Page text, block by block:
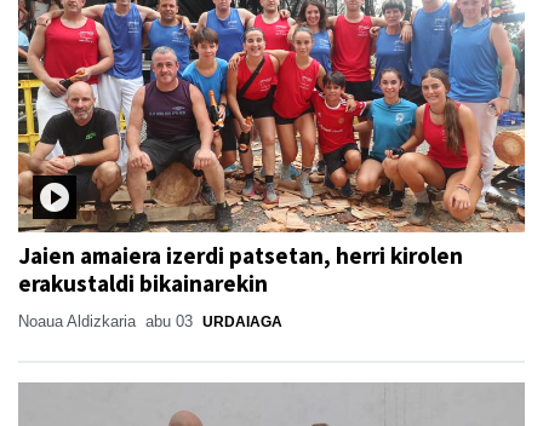
Jaien amaiera izerdi patsetan, herri kirolen
erakustaldi bikainarekin
Noaua Aldizkaria abu 03 URDAIAGA